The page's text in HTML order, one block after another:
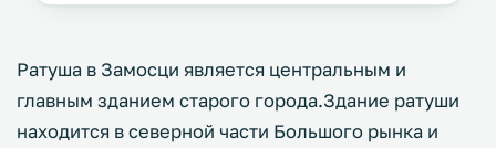
Ратуша в Замосци является центральным и
главным зданием старого города.Здание ратуши
находится в северной части Большого рынка и